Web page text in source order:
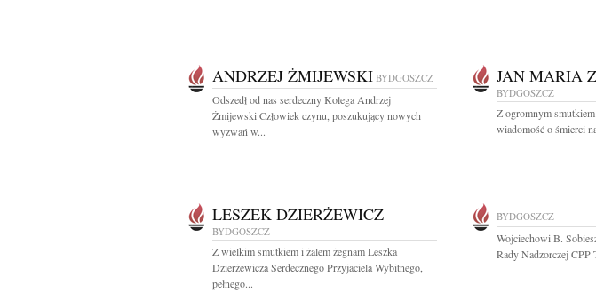
ANDRZEJ ŻMIJEWSKI BYDGOSZCZ
Odszedł od nas serdeczny Kolega Andrzej
Żmijewski Człowiek czynu, poszukujący nowych
wyzwań w...
JAN MARIA
BYDGOSZCZ
Z ogromnym
wiadomość o śmierci
LESZEK DZIERŻEWICZ
BYDGOSZCZ
Z wielkim smutkiem i żalem żegnam Leszka
Dzierżewicza Serdecznego Przyjaciela Wybitnego,
pełnego...
BYDGOSZCZ
Wojciechowi B.
Rady Nadzorczej CPP